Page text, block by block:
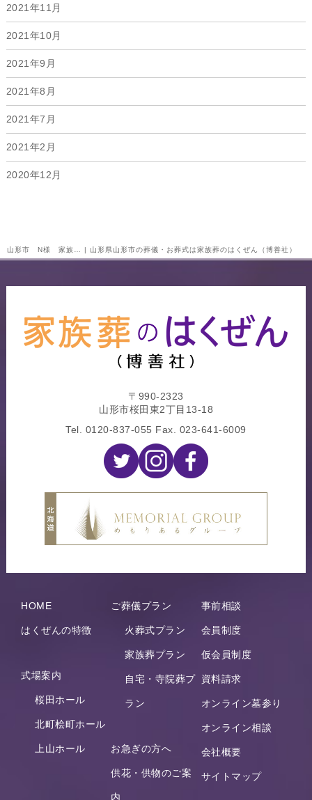
山形市 N様 家族… | 山形県山形市の葬儀・お葬式は家族葬のはくぜん（博善社）
2021年11月
2021年10月
2021年9月
2021年8月
2021年7月
2021年2月
2020年12月
〒990-2323
山形市桜田東2丁目13-18
Tel. 0120-837-055 Fax. 023-641-6009
HOME
はくぜんの特徴
式場案内
桜田ホール
北町桧町ホール
上山ホール
ご葬儀プラン
火葬式プラン
家族葬プラン
自宅・寺院葬プ
ラン
お急ぎの方へ
供花・供物のご案
内
事前相談
会員制度
仮会員制度
資料請求
オンライン墓参り
オンライン相談
会社概要
サイトマップ